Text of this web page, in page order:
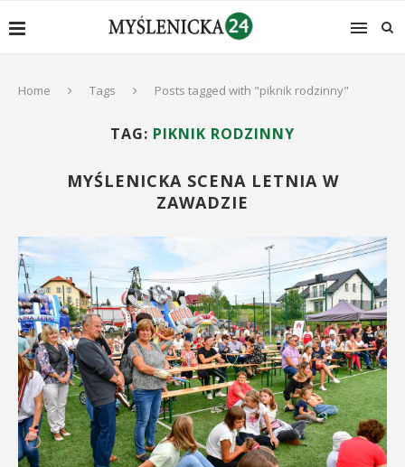
Home Tags Posts tagged with "piknik rodzinny"
TAG: PIKNIK RODZINNY
MYŚLENICKA SCENA LETNIA W
ZAWADZIE